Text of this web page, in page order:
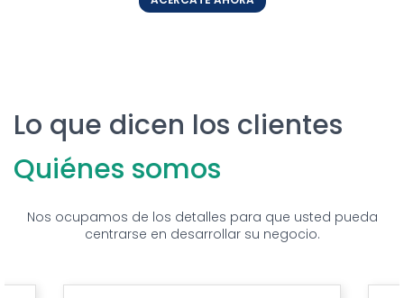
Lo que dicen los clientes
Quiénes somos
Nos ocupamos de los detalles para que usted pueda
centrarse en desarrollar su negocio.